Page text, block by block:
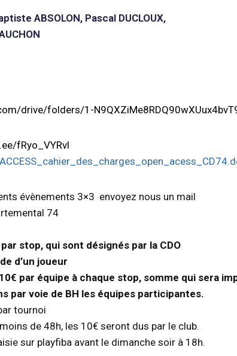
ABSOLON, Pascal DUCLOUX,
drive/folders/1-
fRyo_VYRvl
évènements 3×3 envoyez nous un mail
74
stop, qui sont désignés par la CDO
d’un joueur
par équipe à chaque stop, somme qui sera
par voie de BH les équipes participantes.
tournoi
de 48h, les 10€ seront dus par le club.
sur playfiba avant le dimanche soir à 18h.